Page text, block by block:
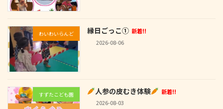
わいわいらんど 縁日ごっこ① 新着!!
2026-08-06
すずたこども園 人参の皮むき体験
新着!!
2026-08-03